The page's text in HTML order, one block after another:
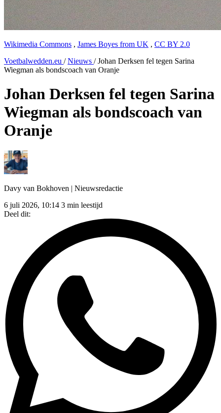
Wikimedia Commons , James Boyes from UK , CC BY 2.0
Voetbalwedden.eu / Nieuws / Johan Derksen fel tegen Sarina
Wiegman als bondscoach van Oranje
Johan Derksen fel tegen Sarina
Wiegman als bondscoach van
Oranje
Davy van Bokhoven | Nieuwsredactie
6 juli 2026, 10:14 3 min leestijd
Deel dit: